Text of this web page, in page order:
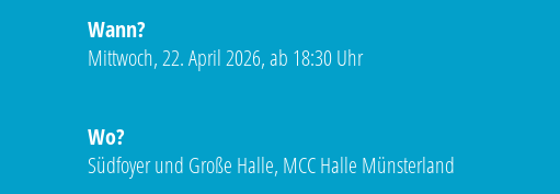
Wann?
Mittwoch, 22. April 2026, ab 18:30 Uhr
Wo?
Südfoyer und Große Halle, MCC Halle Münsterland